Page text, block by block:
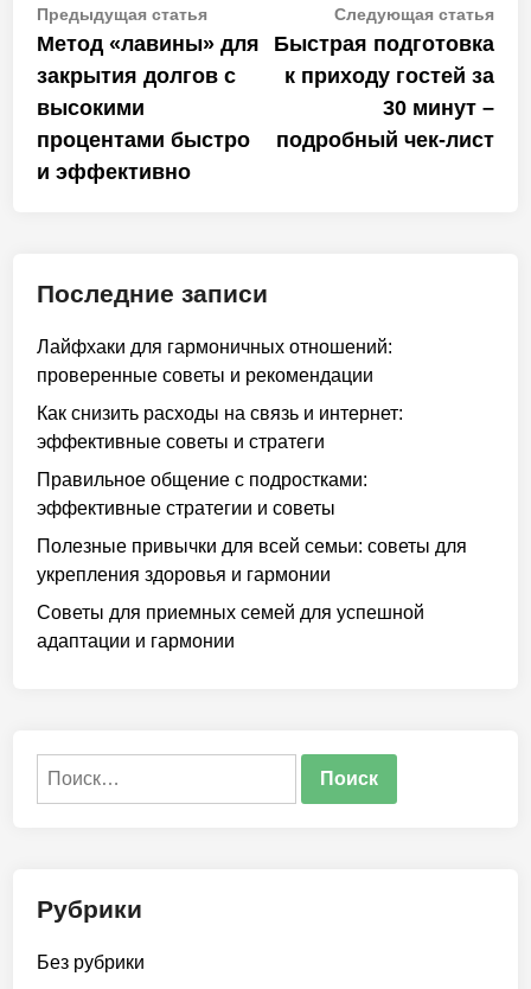
Навигация
по
записям
Предыдущая статьяПредыдущая
статья:
Метод «лавины» для
закрытия долгов с
высокими
процентами быстро
и эффективно
Следующая статья
Быстрая подготовка
к приходу гостей за
30 минут –
подробный чек‑лист
Последние записи
Лайфхаки для гармоничных отношений:
проверенные советы и рекомендации
Как снизить расходы на связь и интернет:
эффективные советы и стратеги
Правильное общение с подростками:
эффективные стратегии и советы
Полезные привычки для всей семьи: советы для
укрепления здоровья и гармонии
Советы для приемных семей для успешной
адаптации и гармонии
Найти:
Рубрики
Без рубрики